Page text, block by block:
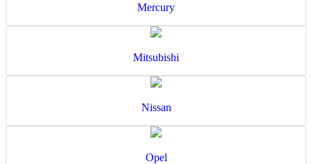
Mercury
Mitsubishi
Nissan
Opel